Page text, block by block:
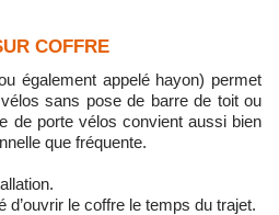
COFFRE
sans pose de barre de toit ou
de porte vélos convient aussi bien
que fréquente.
d’ouvrir le coffre le temps du trajet.